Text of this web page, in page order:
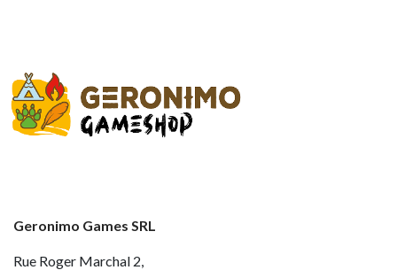
Geronimo Games SRL
Rue Roger Marchal 2,